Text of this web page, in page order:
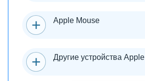
Apple Mouse
Другие устройства Apple